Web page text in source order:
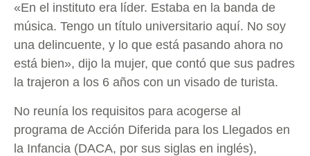
«En el instituto era líder. Estaba en la banda de
música. Tengo un título universitario aquí. No soy
una delincuente, y lo que está pasando ahora no
está bien», dijo la mujer, que contó que sus padres
la trajeron a los 6 años con un visado de turista.
No reunía los requisitos para acogerse al
programa de Acción Diferida para los Llegados en
la Infancia (DACA, por sus siglas en inglés),